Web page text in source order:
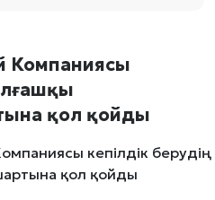
Компаниясы
қол қойды